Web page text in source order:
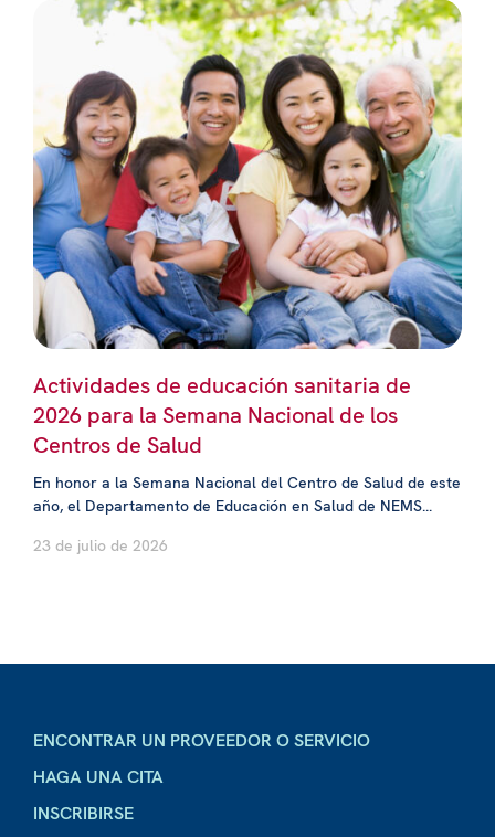
Actividades de educación sanitaria de
2026 para la Semana Nacional de los
Centros de Salud
En honor a la Semana Nacional del Centro de Salud de este
año, el Departamento de Educación en Salud de NEMS...
23 de julio de 2026
ENCONTRAR UN PROVEEDOR O SERVICIO
HAGA UNA CITA
INSCRIBIRSE